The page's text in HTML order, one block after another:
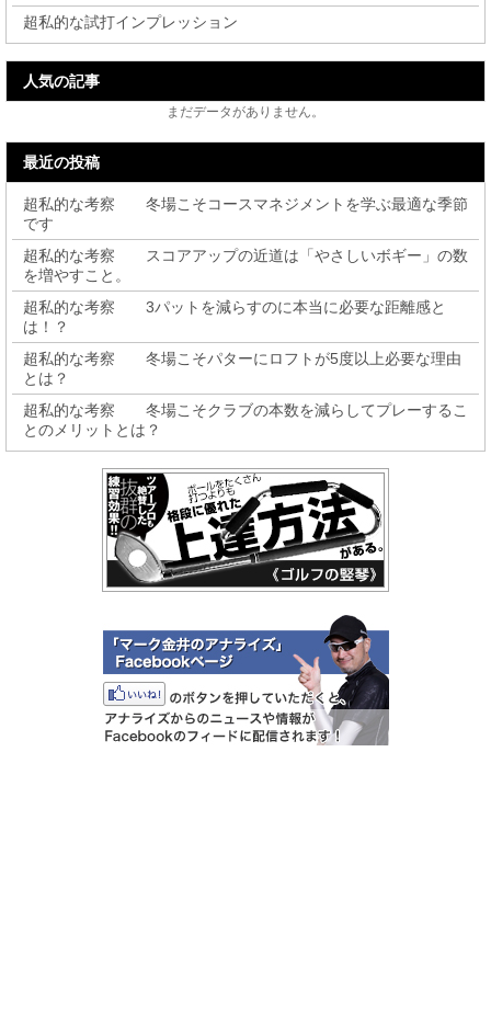
超私的な試打インプレッション
人気の記事
まだデータがありません。
最近の投稿
超私的な考察 冬場こそコースマネジメントを学ぶ最適な季節
です
超私的な考察 スコアアップの近道は「やさしいボギー」の数
を増やすこと。
超私的な考察 3パットを減らすのに本当に必要な距離感と
は！？
超私的な考察 冬場こそパターにロフトが5度以上必要な理由
とは？
超私的な考察 冬場こそクラブの本数を減らしてプレーするこ
とのメリットとは？